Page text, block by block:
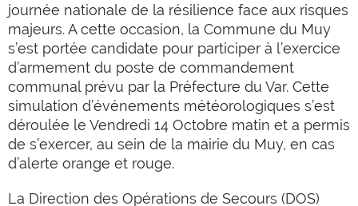
journée nationale de la résilience face aux risques
majeurs. A cette occasion, la Commune du Muy
s’est portée candidate pour participer à l’exercice
d’armement du poste de commandement
communal prévu par la Préfecture du Var. Cette
simulation d’événements météorologiques s’est
déroulée le Vendredi 14 Octobre matin et a permis
de s’exercer, au sein de la mairie du Muy, en cas
d’alerte orange et rouge.
La Direction des Opérations de Secours (DOS)